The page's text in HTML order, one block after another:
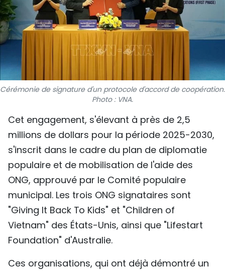
INTERNATIONAL
MÉGASTORIE
INFOGRAPHIE
PHOTO
VIDÉO
À PROPOS DU "PEUPLE"
TIẾNG VIỆT
ENGLISH
中文
РУССКИЙ
Cérémonie de signature d'un protocole d'accord de coopération.
Photo : VNA.
Cet engagement, s'élevant à près de 2,5
millions de dollars pour la période 2025-2030,
s'inscrit dans le cadre du plan de diplomatie
populaire et de mobilisation de l'aide des
ONG, approuvé par le Comité populaire
municipal. Les trois ONG signataires sont
"Giving It Back To Kids" et "Children of
Vietnam" des États-Unis, ainsi que "Lifestart
Foundation" d'Australie.
Ces organisations, qui ont déjà démontré un